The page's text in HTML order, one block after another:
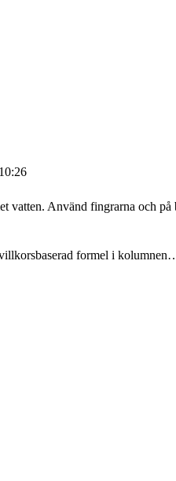
vatten. Använd fingrarna och
formel i